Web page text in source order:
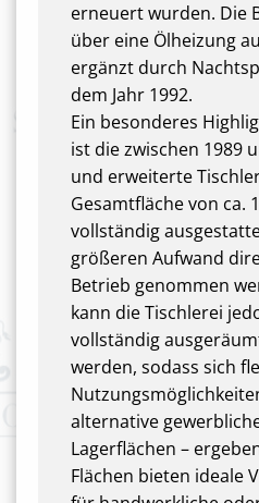
erneuert wurden. Die
über eine Ölheizung
ergänzt durch
dem Jahr 1992.
Ein besonderes
ist die zwischen 1989
und erweiterte
Gesamtfläche von ca.
vollständig
größeren Aufwand
Betrieb genommen
kann die Tischlerei
vollständig
werden, sodass sich
alternative
Lagerflächen –
Flächen bieten ideale